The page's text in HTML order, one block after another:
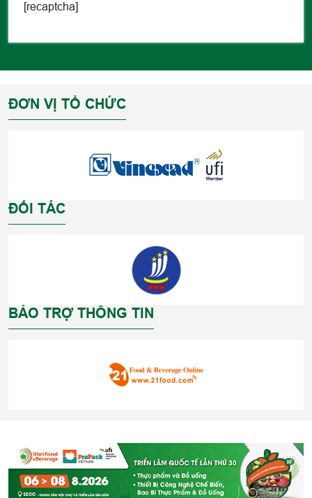
[recaptcha]
ĐƠN VỊ TỔ CHỨC
ĐỐI TÁC
BẢO TRỢ THÔNG TIN